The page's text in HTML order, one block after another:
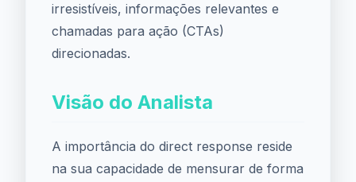
irresistíveis, informações relevantes e
chamadas para ação (CTAs)
direcionadas.
Visão do Analista
A importância do direct response reside
na sua capacidade de mensurar de forma